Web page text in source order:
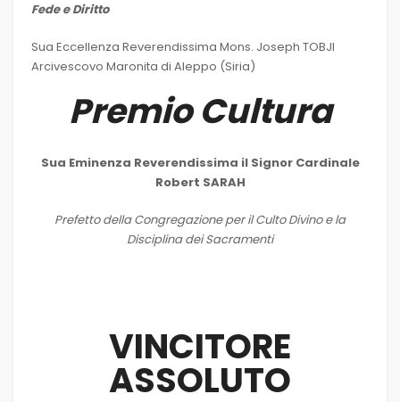
Fede e Diritto
Sua Eccellenza Reverendissima Mons. Joseph TOBJI
Arcivescovo Maronita di Aleppo (Siria)
Premio Cultura
Sua Eminenza Reverendissima il Signor Cardinale
Robert SARAH
Prefetto della Congregazione per il Culto Divino e la
Disciplina dei Sacramenti
VINCITORE
ASSOLUTO